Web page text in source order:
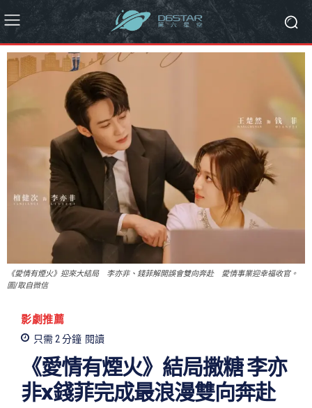
《愛情有煙火》迎來大結局 李亦非、錢菲解開誤會雙向奔赴 愛情事業迎幸福收官。
圖/取自微信
影劇推薦
只需 2 分鐘 閱讀
《愛情有煙火》結局撒糖 李亦
非x錢菲完成最浪漫雙向奔赴